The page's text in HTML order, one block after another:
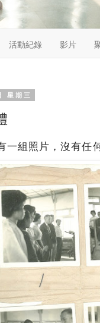
活動紀錄 影片
星期三
一組照片，沒有任